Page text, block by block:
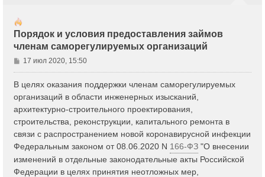
Порядок и условия предоставления займов
членам саморегулируемых организаций
С
о
щ
е
н
и
е
17 июл 2020, 15:50
В целях оказания поддержки членам саморегулируемых
организаций в области инженерных изысканий,
архитектурно-строительного проектирования,
строительства, реконструкции, капитального ремонта в
связи с распространением новой коронавирусной инфекции
Федеральным законом от 08.06.2020 N 166-ФЗ "О внесении
изменений в отдельные законодательные акты Российской
Федерации в целях принятия неотложных мер,